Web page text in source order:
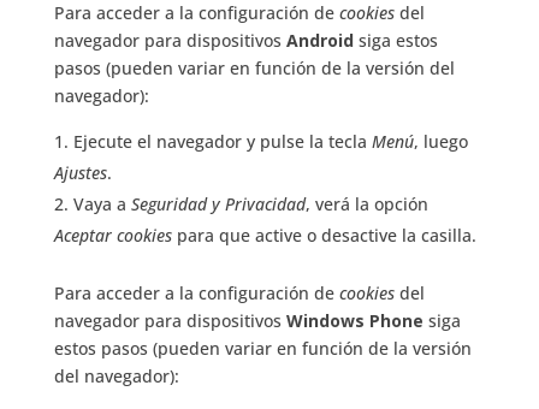
Para acceder a la configuración de cookiesdel
navegador para dispositivos Androidsiga estos
pasos (pueden variar en función de la versión del
navegador):
Ejecute el navegador y pulse la tecla Menú, luego
Ajustes.
Vaya a Seguridad y Privacidad, verá la opción
Aceptar cookiespara que active o desactive la casilla.
Para acceder a la configuración de cookiesdel
navegador para dispositivos Windows Phone siga
estos pasos (pueden variar en función de la versión
del navegador):